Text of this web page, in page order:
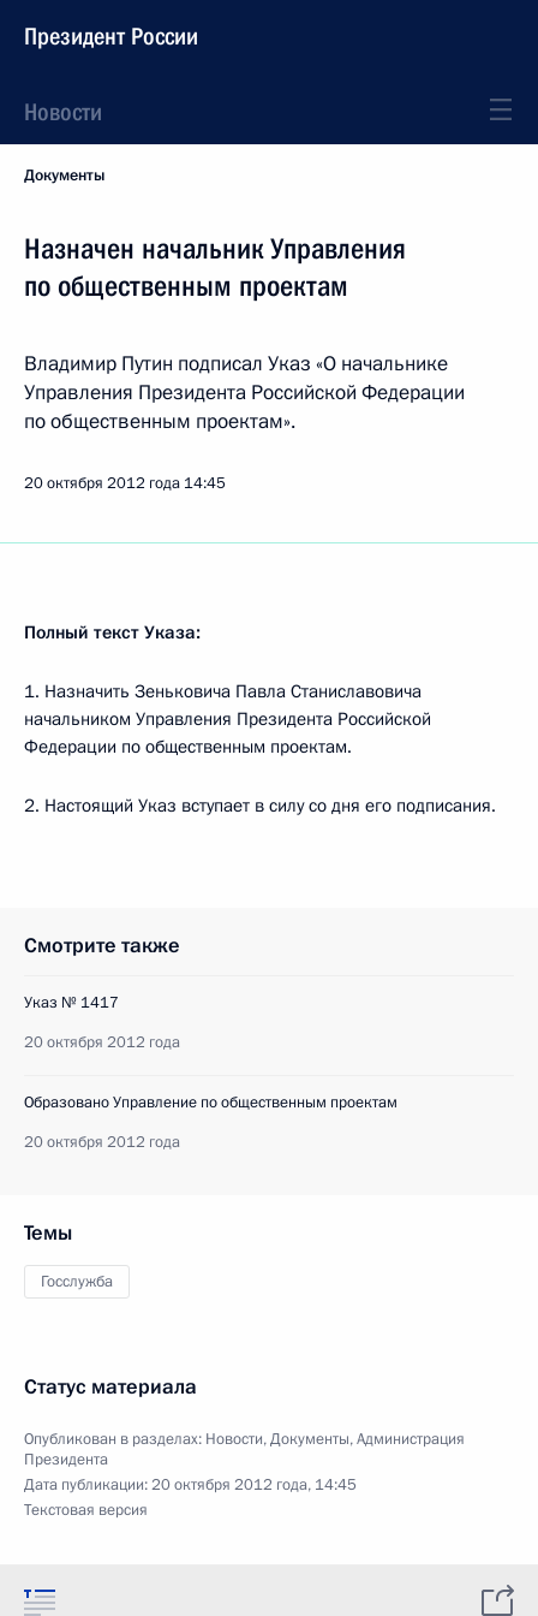
Президент России
Новости
Документы
Назначен начальник Управления
по общественным проектам
Владимир Путин подписал Указ «О начальнике
Управления Президента Российской Федерации
по общественным проектам».
20 октября 2012 года 14:45
Полный текст Указа:
1. Назначить Зеньковича Павла Станиславовича
начальником Управления Президента Российской
Федерации по общественным проектам.
2. Настоящий Указ вступает в силу со дня его подписания.
Смотрите также
Указ № 1417
20 октября 2012 года
Образовано Управление по общественным проектам
20 октября 2012 года
Темы
Госслужба
Статус материала
Опубликован в разделах: Новости,Документы,Администрация
Президента
Дата публикации:20 октября 2012 года, 14:45
Текстовая версия